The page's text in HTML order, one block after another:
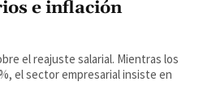
e inflación
el reajuste salarial. Mientras los
el sector empresarial insiste en